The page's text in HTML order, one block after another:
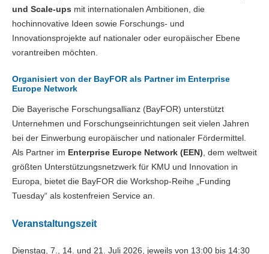
und Scale-ups mit internationalen Ambitionen, die
hochinnovative Ideen sowie Forschungs- und
Innovationsprojekte auf nationaler oder europäischer Ebene
vorantreiben möchten.
Organisiert von der BayFOR als Partner im Enterprise
Europe Network
Die Bayerische Forschungsallianz (BayFOR) unterstützt
Unternehmen und Forschungseinrichtungen seit vielen Jahren
bei der Einwerbung europäischer und nationaler Fördermittel.
Als Partner im Enterprise Europe Network (EEN) , dem weltweit
größten Unterstützungsnetzwerk für KMU und Innovation in
Europa, bietet die BayFOR die Workshop-Reihe „Funding
Tuesday“ als kostenfreien Service an.
Veranstaltungszeit
Dienstag, 7., 14. und 21. Juli 2026, jeweils von 13:00 bis 14:30